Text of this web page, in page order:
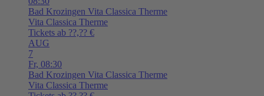
Bad Krozingen Vita Classica Therme
Vita Classica Therme
Tickets ab ??,?? €
AUG
7
Fr, 08:30
Bad Krozingen Vita Classica Therme
Vita Classica Therme